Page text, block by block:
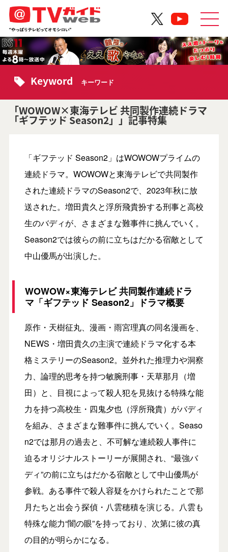
Keyword キーワード
「WOWOW×東海テレビ 共同製作連続ドラマ
「ギフテッド Season2」」記事特集
「ギフテッド Season2」はWOWOWプライムの
連続ドラマ。WOWOWと東海テレビで共同製作
された連続ドラマのSeason2で、2023年秋に放
送された。増田貴久と浮所飛貴扮する刑事と高校
生のバディが、さまざまな難事件に挑んでいく。
Season2では彼らの前に立ちはだかる宿敵として
中山優馬が出演した。
WOWOW×東海テレビ 共同製作連続ドラ
マ「ギフテッド Season2」ドラマ概要
原作・天樹征丸、漫画・雨宮理真の同名漫画を、
NEWS・増田貴久の主演で連続ドラマ化する本
格ミステリーのSeason2。並外れた推理力や洞察
力、論理的思考を持つ敏腕刑事・天草那月（増
田）と、目視によって殺人犯を見抜ける特殊な能
力を持つ高校生・四鬼夕也（浮所飛貴）がバディ
を組み、さまざまな難事件に挑んでいく。Seaso
n2では那月の過去と、不可解な連続殺人事件に
迫るオリジナルストーリーが展開され、“最強バ
ディ”の前に立ちはだかる宿敵として中山優馬が
参戦。ある事件で殺人容疑をかけられたことで那
月たちと出会う探偵・八雲穂積を演じる。八雲も
特殊な能力“闇の眼”を持っており、次第に彼の真
の目的が明らかになる。